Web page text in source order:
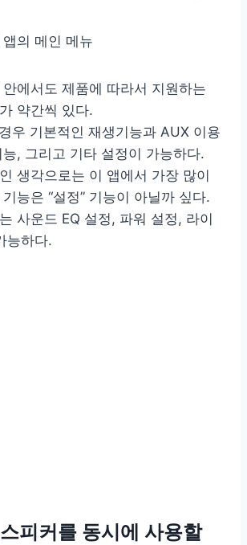
의 메인 메뉴
에서도 제품에 따라서 지원하는
약간씩 있다.
우 기본적인 재생기능과 AUX 이용
, 그리고 기타 설정이 가능하다.
생각으로는 이 앱에서 가장 많이
능은 “설정” 기능이 아닐까 싶다.
사운드 EQ 설정, 파워 설정, 라이
능하다.
피커를 동시에 사용할